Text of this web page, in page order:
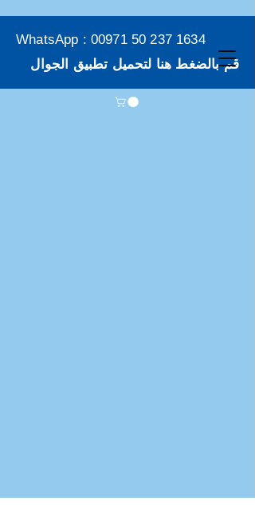
WhatsApp : 00971 50 237 1634
قم بالضغط هنا لتحميل تطبيق الجوال